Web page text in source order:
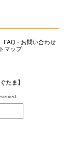
FAQ・お問い合わせ
マップ
たま】